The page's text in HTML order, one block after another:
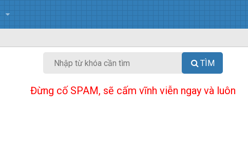
TÌM
Đừng cố SPAM, sẽ cấm vĩnh viễn ngay và luôn